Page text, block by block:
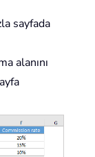
sayfada
alanını